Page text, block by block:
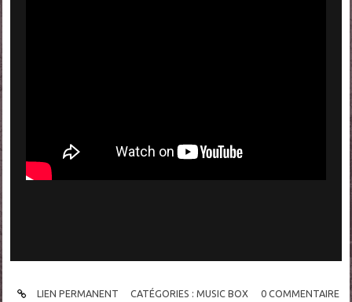
LIEN PERMANENT CATÉGORIES :MUSIC BOX 0 COMMENTAIRE